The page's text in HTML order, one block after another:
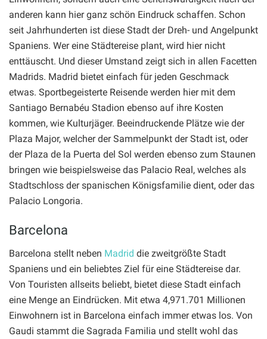
anderen kann hier ganz schön Eindruck schaffen. Schon
seit Jahrhunderten ist diese Stadt der Dreh- und Angelpunkt
Spaniens. Wer eine Städtereise plant, wird hier nicht
enttäuscht. Und dieser Umstand zeigt sich in allen Facetten
Madrids. Madrid bietet einfach für jeden Geschmack
etwas. Sportbegeisterte Reisende werden hier mit dem
Santiago Bernabéu Stadion ebenso auf ihre Kosten
kommen, wie Kulturjäger. Beeindruckende Plätze wie der
Plaza Major, welcher der Sammelpunkt der Stadt ist, oder
der Plaza de la Puerta del Sol werden ebenso zum Staunen
bringen wie beispielsweise das Palacio Real, welches als
Stadtschloss der spanischen Königsfamilie dient, oder das
Palacio Longoria.
Barcelona
Barcelona stellt neben Madrid die zweitgrößte Stadt
Spaniens und ein beliebtes Ziel für eine Städtereise dar.
Von Touristen allseits beliebt, bietet diese Stadt einfach
eine Menge an Eindrücken. Mit etwa 4,971.701 Millionen
Einwohnern ist in Barcelona einfach immer etwas los. Von
Gaudi stammt die Sagrada Familia und stellt wohl das